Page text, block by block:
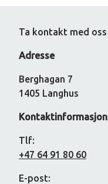
Ta kontakt med oss
Adresse
Berghagan 7
1405 Langhus
Kontaktinformasjon
Tlf:
+47 64 91 80 60
E-post: